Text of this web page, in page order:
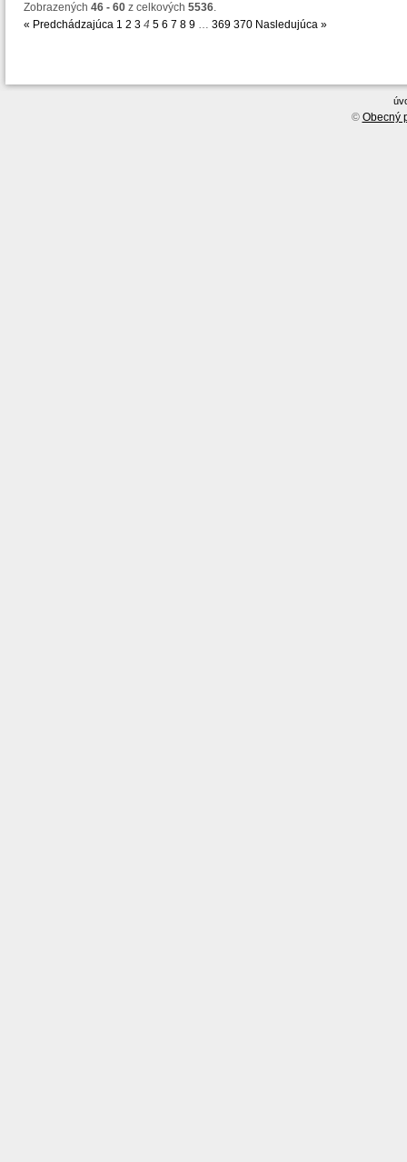
Zobrazených 46 - 60 z celkových 5536.
« Predchádzajúca 1 2 3 4 5 6 7 8 9 … 369 370 Nasledujúca »
© Obecný